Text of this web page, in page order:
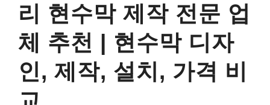
리 현수막 제작 전문 업
체 추천 | 현수막 디자
인, 제작, 설치, 가격 비